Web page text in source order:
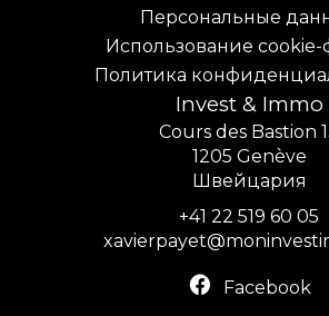
Персональные
Использование
Политика
Invest & Immo
Cours des Bastion
1205 Genève
Швейцария
+41 22 519 60 05
Facebook